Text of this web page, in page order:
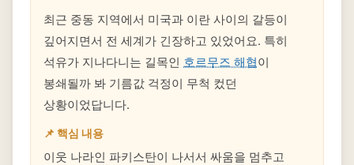
최근 중동 지역에서 미국과 이란 사이의 갈등이
깊어지면서 전 세계가 긴장하고 있었어요. 특히
석유가 지나다니는 길목인 호르무즈 해협이
봉쇄될까 봐 기름값 걱정이 무척 컸던
상황이었답니다.
📌 핵심 내용
이웃 나라인 파키스탄이 나서서 싸움을 멈추고